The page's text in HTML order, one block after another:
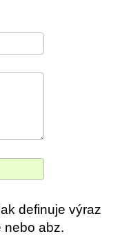
definuje výraz
nebo abz.